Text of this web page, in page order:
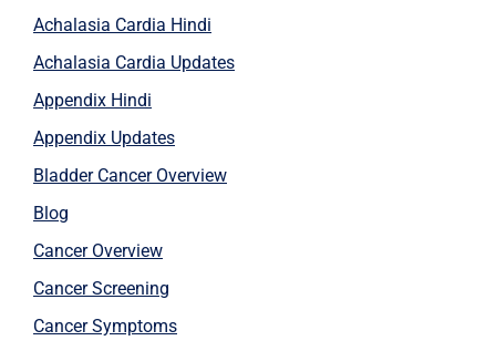
Achalasia Cardia Hindi
Achalasia Cardia Updates
Appendix Hindi
Appendix Updates
Bladder Cancer Overview
Blog
Cancer Overview
Cancer Screening
Cancer Symptoms